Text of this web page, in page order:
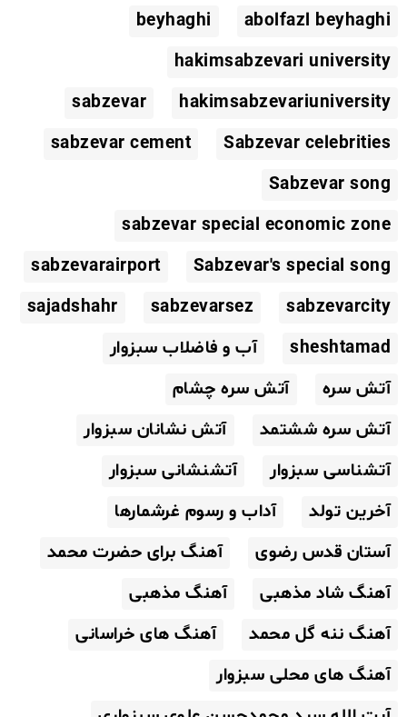
abolfazl beyhaghi
beyhaghi
hakimsabzevari university
hakimsabzevariuniversity
sabzevar
Sabzevar celebrities
sabzevar cement
Sabzevar song
sabzevar special economic zone
Sabzevar's special song
sabzevarairport
sabzevarcity
sabzevarsez
sajadshahr
sheshtamad
آب و فاضلاب سبزوار
آتش سره
آتش سره چشام
آتش سره ششتمد
آتش نشانان سبزوار
آتشناسی سبزوار
آتشنشانی سبزوار
آخرین تولد
آداب و رسوم غرشمارها
آستان قدس رضوی
آهنگ برای حضرت محمد
آهنگ شاد مذهبی
آهنگ مذهبی
آهنگ ننه گل محمد
آهنگ های خراسانی
آهنگ های محلی سبزوار